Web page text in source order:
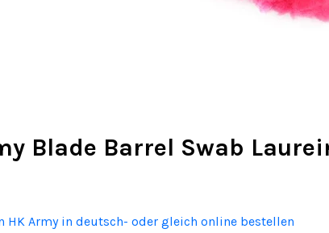
Blade Barrel Swab
HK Army in deutsch- oder gleich online bestellen